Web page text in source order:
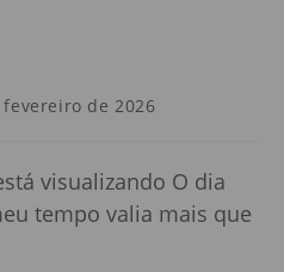
fevereiro de 2026